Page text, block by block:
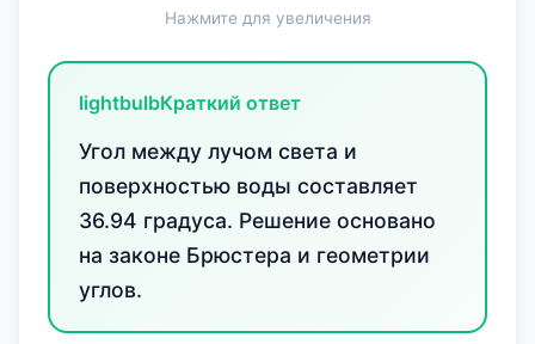
Нажмите для увеличения
lightbulbКраткий ответ
Угол между лучом света и
поверхностью воды составляет
36.94 градуса. Решение основано
на законе Брюстера и геометрии
углов.